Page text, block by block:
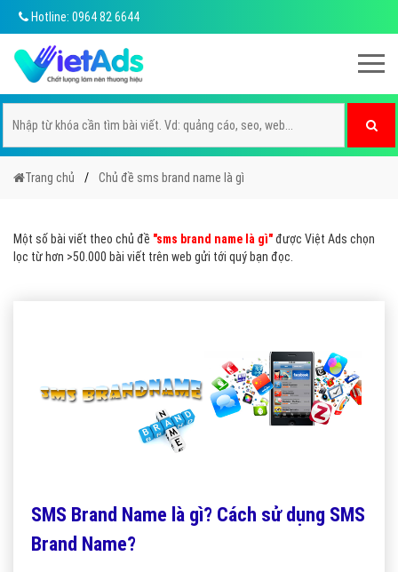
Hotline: 0964 82 6644
Trang chủ Chủ đề sms brand name là gì
Một số bài viết theo chủ đề "sms brand name là gì"được Việt Ads chọn
lọc từ hơn >50.000 bài viết trên web gửi tới quý bạn đọc.
SMS Brand Name là gì? Cách sử dụng SMS
Brand Name?